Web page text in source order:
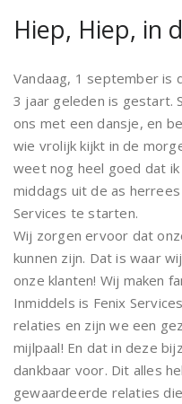
Hiep, Hiep, in
Vandaag, 1 september is
3 jaar geleden is gestart.
ons met een dansje, en
wie vrolijk kijkt in de
weet nog heel goed dat
middags uit de as
Services te starten.
Wij zorgen ervoor dat
kunnen zijn. Dat is waar
onze klanten! Wij maken
Inmiddels is Fenix
relaties en zijn we een
mijlpaal! En dat in deze
dankbaar voor. Dit alles
gewaardeerde relaties